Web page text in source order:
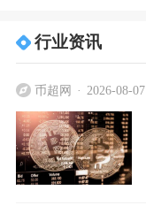
行业资讯
币超网 2026-08-07